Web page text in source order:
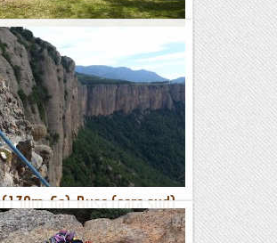
i el Cogul (1526 m.)
dominguera viscuda al Matagalls, res
alguna zona del país on trobar poca
assegurat, fins i tot un dia...
6a), Busa (cara sud),